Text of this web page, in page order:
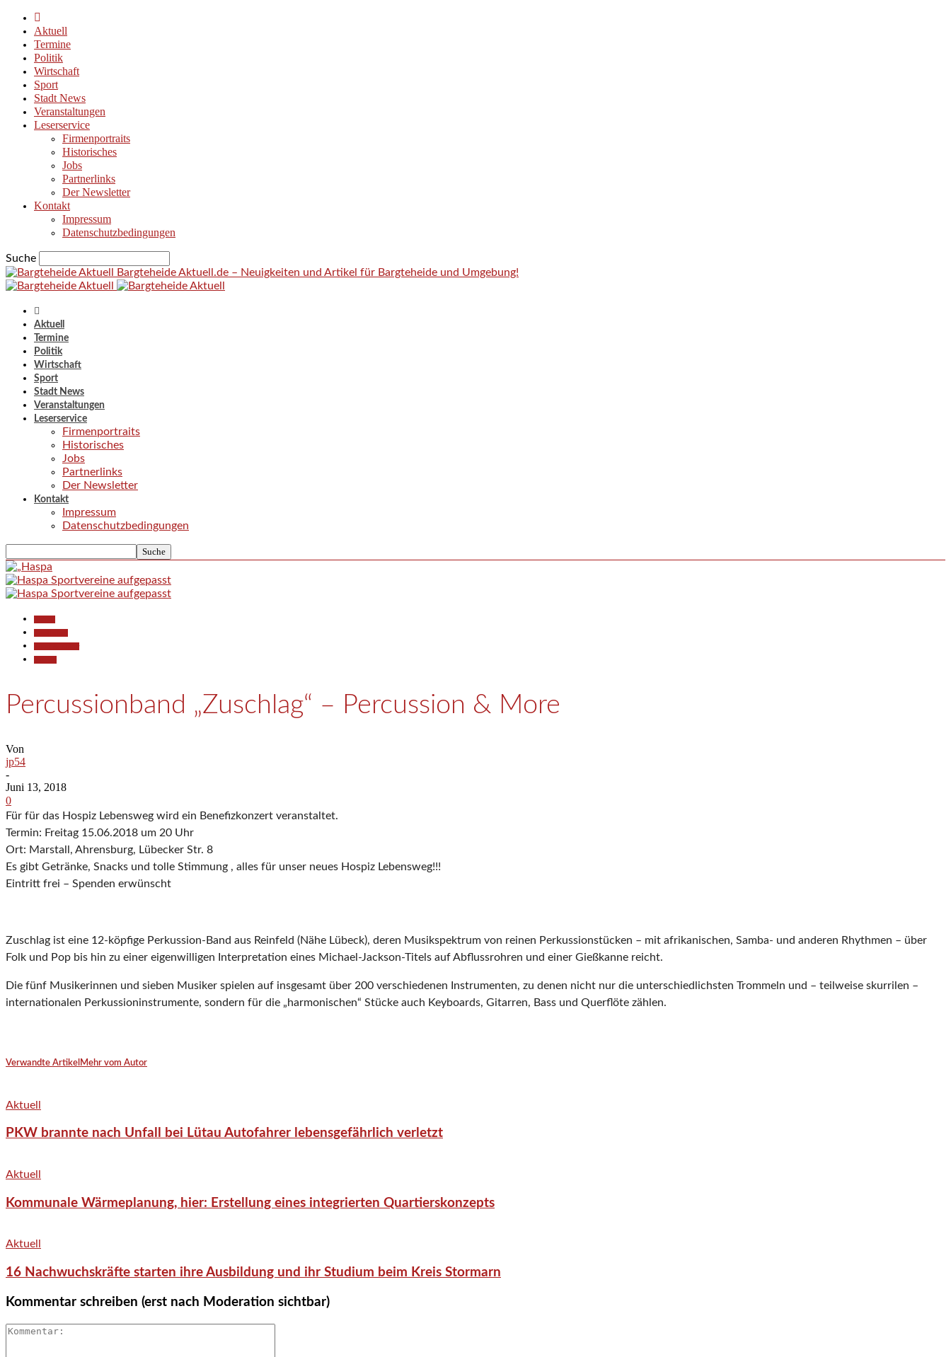
Aktuell
Termine
Politik
Wirtschaft
Sport
Stadt News
Veranstaltungen
Leserservice
Firmenportraits
Historisches
Jobs
Partnerlinks
Der Newsletter
Kontakt
Impressum
Datenschutzbedingungen
Suche
Bargteheide Aktuell.de – Neuigkeiten und Artikel für Bargteheide und Umgebung!
Aktuell
Termine
Politik
Wirtschaft
Sport
Stadt News
Veranstaltungen
Leserservice
Firmenportraits
Historisches
Jobs
Partnerlinks
Der Newsletter
Kontakt
Impressum
Datenschutzbedingungen
Percussionband „Zuschlag“ – Percussion & More
Von
jp54
-
Juni 13, 2018
0
Für für das Hospiz Lebensweg wird ein Benefizkonzert veranstaltet.
Termin: Freitag 15.06.2018 um 20 Uhr
Ort: Marstall, Ahrensburg, Lübecker Str. 8
Es gibt Getränke, Snacks und tolle Stimmung , alles für unser neues Hospiz Lebensweg!!!
Eintritt frei – Spenden erwünscht
Zuschlag ist eine 12-köpfige Perkussion-Band aus Reinfeld (Nähe Lübeck), deren Musikspektrum von reinen Perkussionstücken – mit afrikanischen, Samba- und anderen Rhythmen – über
Folk und Pop bis hin zu einer eigenwilligen Interpretation eines Michael-Jackson-Titels auf Abflussrohren und einer Gießkanne reicht.
Die fünf Musikerinnen und sieben Musiker spielen auf insgesamt über 200 verschiedenen Instrumenten, zu denen nicht nur die unterschiedlichsten Trommeln und – teilweise skurrilen –
internationalen Perkussioninstrumente, sondern für die „harmonischen“ Stücke auch Keyboards, Gitarren, Bass und Querflöte zählen.
Verwandte Artikel Mehr vom Autor
Aktuell
PKW brannte nach Unfall bei Lütau Autofahrer lebensgefährlich verletzt
Aktuell
Kommunale Wärmeplanung, hier: Erstellung eines integrierten Quartierskonzepts
Aktuell
16 Nachwuchskräfte starten ihre Ausbildung und ihr Studium beim Kreis Stormarn
Kommentar schreiben (erst nach Moderation sichtbar)